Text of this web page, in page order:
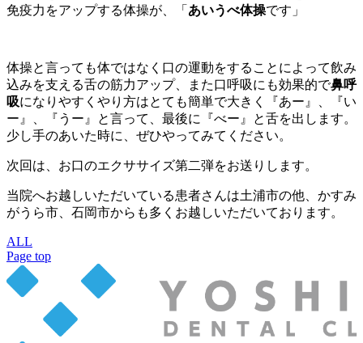
免疫力をアップする体操が、「 あいうべ体操です」
体操と言っても体ではなく口の運動をすることによって飲み
込みを支える舌の筋力アップ、また口呼吸にも効果的で鼻呼
吸になりやすくやり方はとても簡単で大きく『あー』、『い
ー』、『うー』と言って、最後に『べー』と舌を出します。
少し手のあいた時に、ぜひやってみてください。
次回は、お口のエクササイズ第二弾をお送りします。
当院へお越しいただいている患者さんは土浦市の他、かすみ
がうら市、石岡市からも多くお越しいただいております。
ALL
Page top